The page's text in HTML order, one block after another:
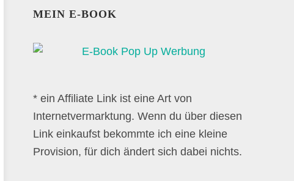
MEIN E-BOOK
* ein Affiliate Link ist eine Art von
Internetvermarktung. Wenn du über diesen
Link einkaufst bekommte ich eine kleine
Provision, für dich ändert sich dabei nichts.